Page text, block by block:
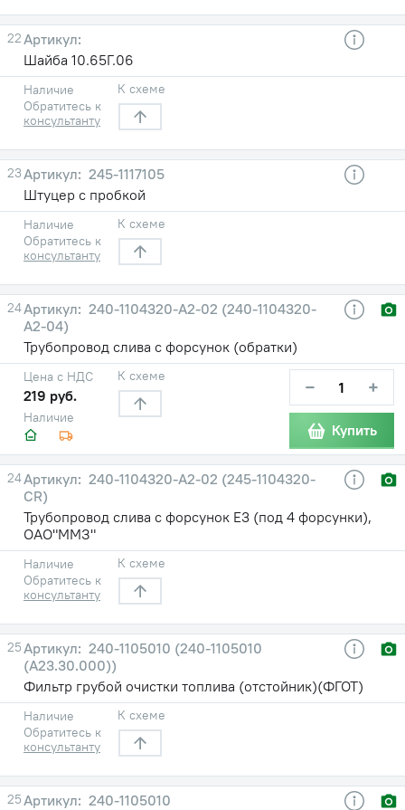
22
Шайба 10.65Г.06
Наличие
Обратитесь к
консультанту
К схеме
23
245-1117105
Штуцер с пробкой
Наличие
Обратитесь к
консультанту
К схеме
24
240-1104320-А2-02 (240-1104320-
А2-04)
Трубопровод слива с форсунок (обратки)
Наличие
Цена с НДС
219 руб.
К схеме − +
Купить
24
240-1104320-А2-02 (245-1104320-
CR)
Трубопровод слива с форсунок Е3 (под 4 форсунки),
ОАО"ММЗ"
Наличие
Обратитесь к
консультанту
К схеме
25
240-1105010 (240-1105010
(А23.30.000))
Фильтр грубой очистки топлива (отстойник)(ФГОТ)
Наличие
Обратитесь к
консультанту
К схеме
25
240-1105010